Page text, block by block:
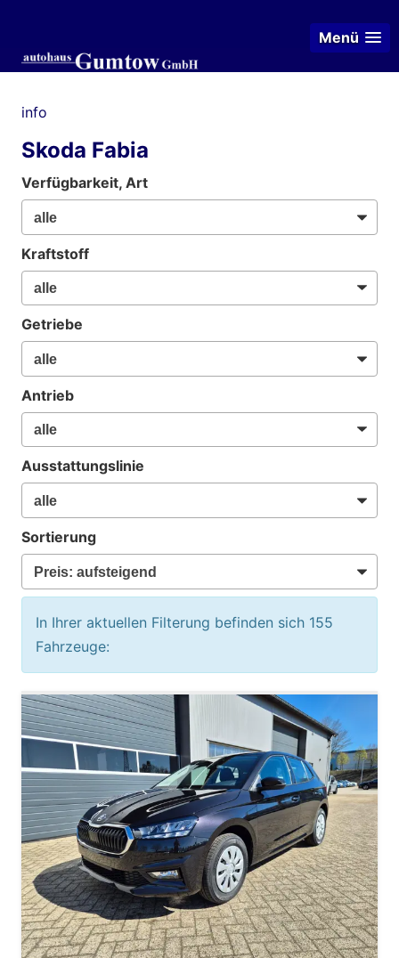
Menü
info
Skoda Fabia
Verfügbarkeit, Art
Kraftstoff
Getriebe
Antrieb
Ausstattungslinie
Sortierung
In Ihrer aktuellen Filterung befinden sich 155
Fahrzeuge: